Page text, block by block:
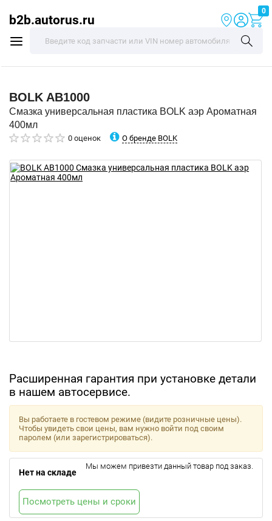
b2b.autorus.ru
0
BOLK AB1000
Смазка универсальная пластика BOLK аэр Ароматная
400мл
0 оценок О бренде BOLK
Расширенная гарантия при установке детали
в нашем автосервисе.
Вы работаете в гостевом режиме (видите розничные цены).
Чтобы увидеть свои цены, вам нужно войти под своим
паролем (или зарегистрироваться).
Нет на складе
Мы можем привезти данный товар под заказ.
Посмотреть цены и сроки